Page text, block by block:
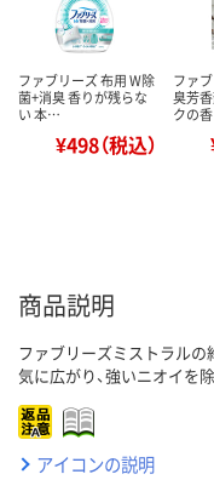
ファブリーズ 布用 W除
菌+消臭 香りが残らな
い 本…
¥498（税込）
ファ
臭芳
クの
商品説明
ファブリーズミストラルの
気に広がり、強いニオイを
アイコンの説明